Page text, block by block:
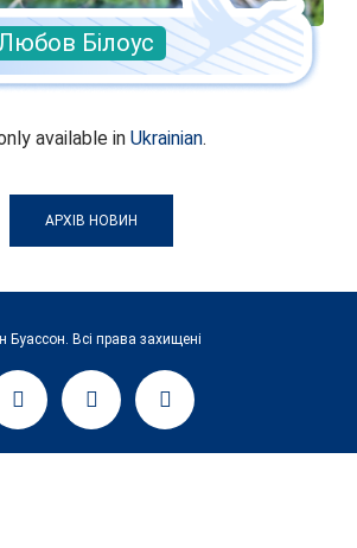
Білоус
available in Ukrainian.
АРХІВ НОВИН
Буассон. Всі права захищені